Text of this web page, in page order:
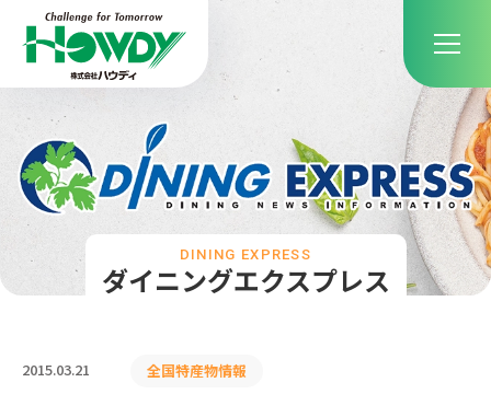
ダイニングエクスプレス
DINING EXPRESS
2015.03.21 全国特産物情報